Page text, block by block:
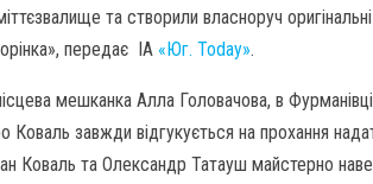
та створили власноруч
передає ІА «Юг. Today».
мешканка Алла Головачова, в
завжди відгукується на прохання
Коваль та Олександр Татауш майстерно